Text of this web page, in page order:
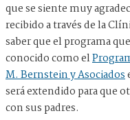
que se siente muy
recibido a través de la
saber que el programa
conocido como el
M. Bernstein y Asociados
será extendido para que
con sus padres.